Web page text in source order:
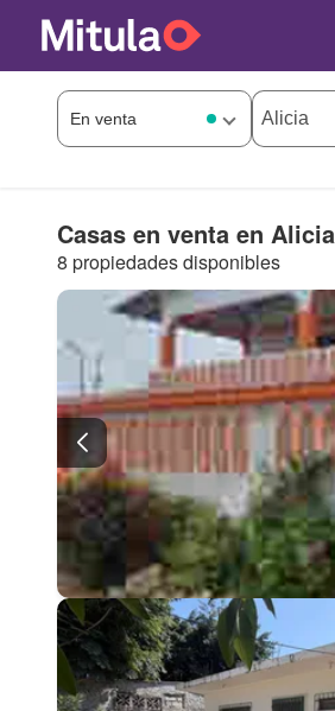
Casas en venta en Alicia
8 propiedades disponibles